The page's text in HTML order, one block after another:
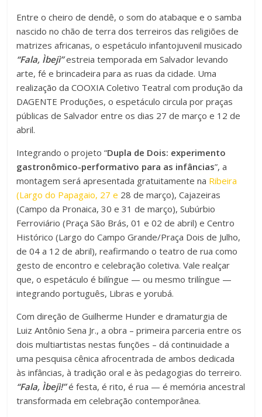
o
o
k
p
p
til
h
ar
Entre o cheiro de dendê, o som do atabaque e o samba
nascido no chão de terra dos terreiros das religiões de
matrizes africanas, o espetáculo infantojuvenil musicado
“Fala, Ìbejì”estreia temporada em Salvador levando
arte, fé e brincadeira para as ruas da cidade. Uma
realização da COOXIA Coletivo Teatral com produção da
DAGENTE Produções, o espetáculo circula por praças
públicas de Salvador entre os dias 27 de março e 12 de
abril.
Integrando o projeto “Dupla de Dois: experimento
gastronômico-performativo para as infâncias”, a
montagem será apresentada gratuitamente na Ribeira
(Largo do Papagaio, 27 e 28 de março), Cajazeiras
(Campo da Pronaica, 30 e 31 de março), Subúrbio
Ferroviário (Praça São Brás, 01 e 02 de abril) e Centro
Histórico (Largo do Campo Grande/Praça Dois de Julho,
de 04 a 12 de abril), reafirmando o teatro de rua como
gesto de encontro e celebração coletiva. Vale realçar
que, o espetáculo é bilíngue — ou mesmo trilíngue —
integrando português, Libras e yorubá.
Com direção de Guilherme Hunder e dramaturgia de
Luiz Antônio Sena Jr., a obra – primeira parceria entre os
dois multiartistas nestas funções – dá continuidade a
uma pesquisa cênica afrocentrada de ambos dedicada
às infâncias, à tradição oral e às pedagogias do terreiro.
“Fala, Ìbejì!”é festa, é rito, é rua — é memória ancestral
transformada em celebração contemporânea.